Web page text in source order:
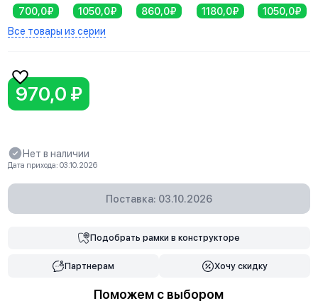
700,0₽ 1050,0₽ 860,0₽ 1180,0₽
1050,0₽
Все товары из серии
970,0 ₽
Нет в наличии
Дата прихода: 03.10.2026
Поставка: 03.10.2026
Подобрать рамкив конструкторе
Партнерам Хочу скидку
Поможем с выбором